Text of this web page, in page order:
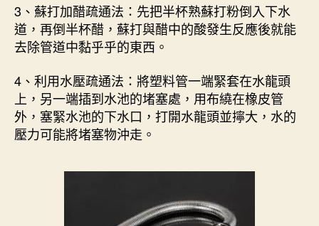
3、蘇打加醋疏通法：先把半杯熟蘇打粉倒入下水
道，再倒半杯醋，蘇打與醋中的酸發生反應後就能
去除管道中黏乎乎的東西。
4、利用水壓疏通法：將塑料管一端緊套在水龍頭
上，另一端插到水池的堵塞處，用布繞在橡皮管
外，塞緊水池的下水口，打開水龍頭並擰大，水的
壓力可能將堵塞物沖走。